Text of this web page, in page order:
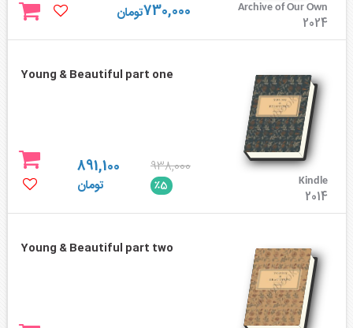
Archive of Our Own
2024
730,000تومان
Young & Beautiful part one
Kindle
2014
938,000
٪5
891,100
تومان
Young & Beautiful part two